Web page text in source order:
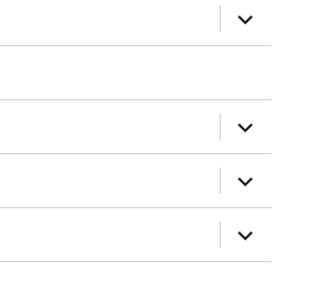
展
开
子
展
开
子
菜
单
展
开
子
菜
单
展
开
子